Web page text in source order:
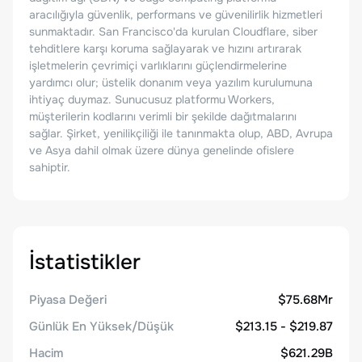
aracılığıyla güvenlik, performans ve güvenilirlik hizmetleri
sunmaktadır. San Francisco'da kurulan Cloudflare, siber
tehditlere karşı koruma sağlayarak ve hızını artırarak
işletmelerin çevrimiçi varlıklarını güçlendirmelerine
yardımcı olur; üstelik donanım veya yazılım kurulumuna
ihtiyaç duymaz. Sunucusuz platformu Workers,
müşterilerin kodlarını verimli bir şekilde dağıtmalarını
sağlar. Şirket, yenilikçiliği ile tanınmakta olup, ABD, Avrupa
ve Asya dahil olmak üzere dünya genelinde ofislere
sahiptir.
İstatistikler
Piyasa Değeri
$75.68Mr
Günlük En Yüksek/Düşük
$213.15 - $219.87
Hacim
$621.29B